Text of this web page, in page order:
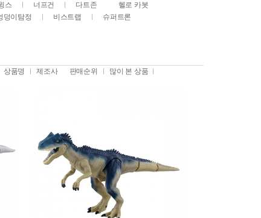
스 너프건 다트존
헬로 카봇
덩이탐정 비스트랩 슈퍼트론
상품명 제조사 판매순위 많이 본 상품